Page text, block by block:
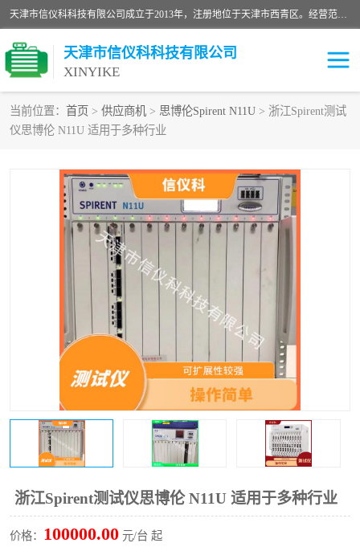
天津市信仪科科技有限公司成立于2013年，注册地位于天津市西青区。经营范围包括计算机软件、电子产品、仪器技术开发、技术转让、技术咨询、技术服务、网络工程、电子监控工程安装等；主要产品有：网络流量测试仪、Ixia XM2、XM12、XGS2、XGS12、400T、1600T、X16网络协议分析仪，Agilent N2X 等等各种型号，欢迎来电咨询。
天津市信仪科科技有限公司
XINYIKE
当前位置： 首页 > 供应商机 > 思博伦Spirent N11U > 浙江Spirent测试
仪思博伦 N11U 适用于多种行业
浙江Spirent测试仪思博伦 N11U 适用于多种行业
价格： 100000.00 元/台 起
思博伦Spirent C50
思博伦Spirent C100 思博伦Spirent N4U
思博伦Spirent N11U 思博伦Spirent SPT-2U
思博伦600B 思博伦SPT-2000A-HS
思博伦Spirent SPT-3U 思博伦TestCenter
发包仪IXIA XGS2 思博伦Spirent SPT-9000A